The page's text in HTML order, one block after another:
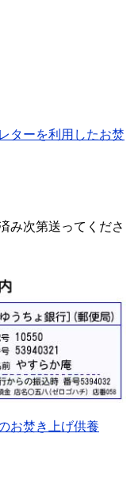
ターを利用したお焚
み次第送ってくださ
お焚き上げ供養